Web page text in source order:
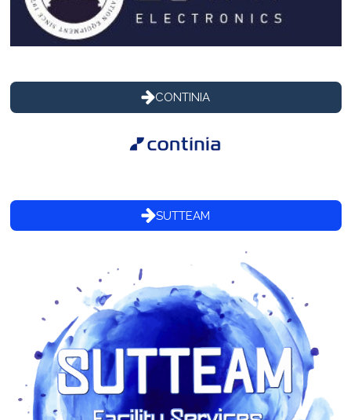
CONTINIA
SUTTEAM